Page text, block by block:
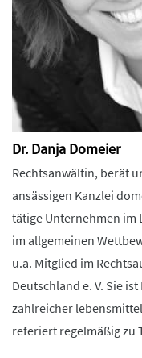
Dr. Danja Domeier
Rechtsanwältin, berät
ansässigen Kanzlei
tätige Unternehmen im
im allgemeinen
u.a. Mitglied im
Deutschland e. V. Sie
zahlreicher
referiert regelmäßig zu